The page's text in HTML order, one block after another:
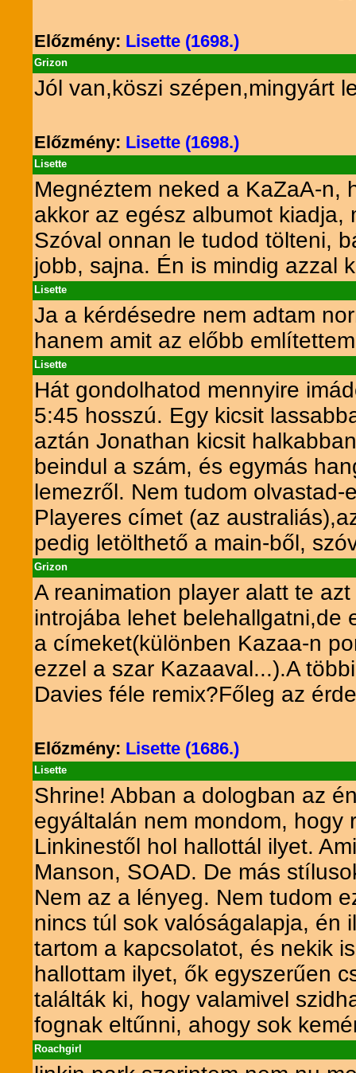
Előzmény: Lisette (1698.)
Grizon
Jól van,köszi szépen,mingyárt
Előzmény: Lisette (1698.)
Lisette
Megnéztem neked a KaZaA-n,
akkor az egész albumot
Szóval onnan le tudod tölteni,
jobb, sajna. Én is mindig azzal
Lisette
Ja a kérdésedre nem adtam
hanem amit az előbb
Lisette
Hát gondolhatod mennyire
5:45 hosszú. Egy kicsit
aztán Jonathan kicsit
beindul a szám, és egymás
lemezről. Nem tudom
Playeres címet (az
pedig letölthető a main-ből,
Grizon
A reanimation player alatt te
introjába lehet belehallgatni,de
a címeket(különben Kazaa-n
ezzel a szar Kazaaval...).A
Davies féle remix?Főleg az
Előzmény: Lisette (1686.)
Lisette
Shrine! Abban a dologban az
egyáltalán nem mondom, hogy
Linkinestől hol hallottál ilyet.
Manson, SOAD. De más
Nem az a lényeg. Nem tudom
nincs túl sok valóságalapja, én
tartom a kapcsolatot, és nekik
hallottam ilyet, ők egyszerűen
találták ki, hogy valamivel
fognak eltűnni, ahogy sok
Roachgirl